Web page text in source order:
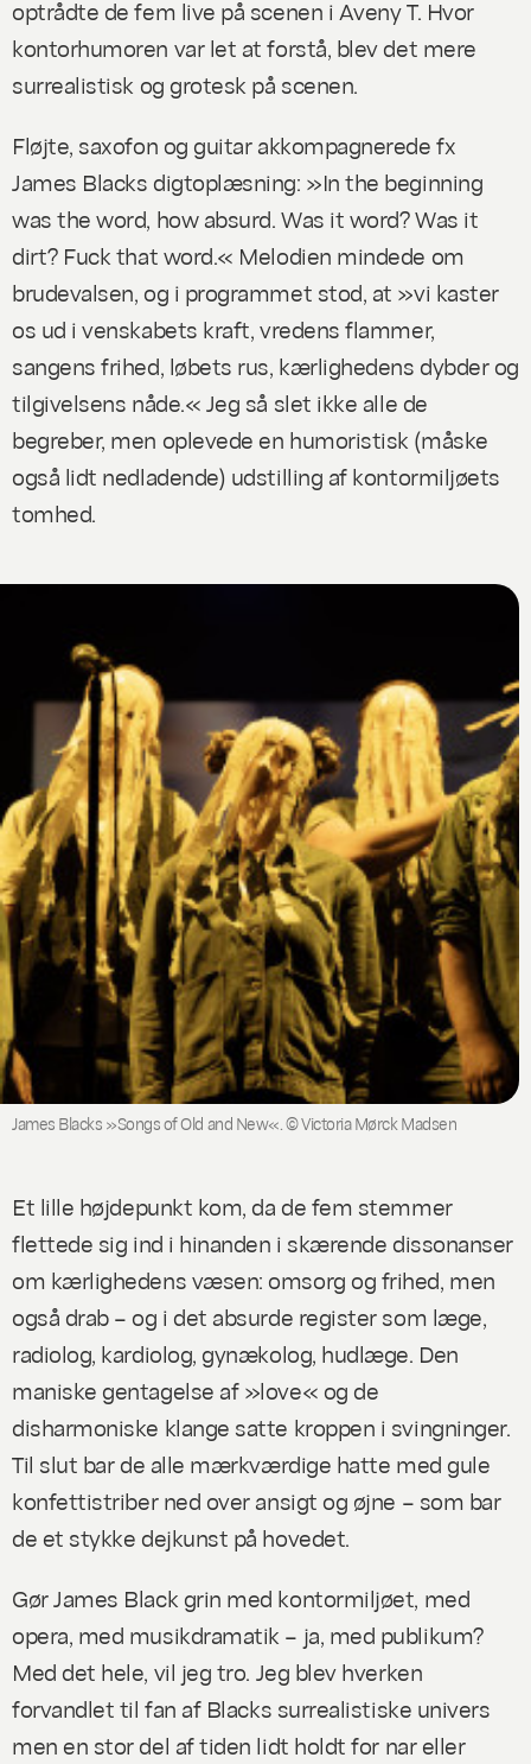
optrådte de fem live på scenen i Aveny T. Hvor
kontorhumoren var let at forstå, blev det mere
surrealistisk og grotesk på scenen.
Fløjte, saxofon og guitar akkompagnerede fx
James Blacks digtoplæsning: »In the beginning
was the word, how absurd. Was it word? Was it
dirt? Fuck that word.« Melodien mindede om
brudevalsen, og i programmet stod, at »vi kaster
os ud i venskabets kraft, vredens flammer,
sangens frihed, løbets rus, kærlighedens dybder og
tilgivelsens nåde.« Jeg så slet ikke alle de
begreber, men oplevede en humoristisk (måske
også lidt nedladende) udstilling af kontormiljøets
tomhed.
James Blacks »Songs of Old and New«. © Victoria Mørck Madsen
Et lille højdepunkt kom, da de fem stemmer
flettede sig ind i hinanden i skærende dissonanser
om kærlighedens væsen: omsorg og frihed, men
også drab – og i det absurde register som læge,
radiolog, kardiolog, gynækolog, hudlæge. Den
maniske gentagelse af »love« og de
disharmoniske klange satte kroppen i svingninger.
Til slut bar de alle mærkværdige hatte med gule
konfettistriber ned over ansigt og øjne – som bar
de et stykke dejkunst på hovedet.
Gør James Black grin med kontormiljøet, med
opera, med musikdramatik – ja, med publikum?
Med det hele, vil jeg tro. Jeg blev hverken
forvandlet til fan af Blacks surrealistiske univers
men en stor del af tiden lidt holdt for nar eller